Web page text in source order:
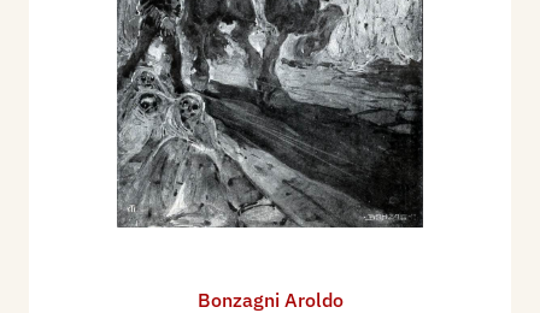
Bonzagni Aroldo